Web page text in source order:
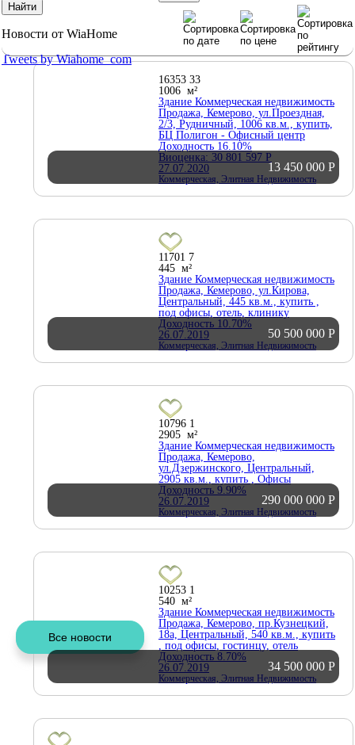
Новости от WiaHome
Tweets by Wiahome_com
13 450 000 Р
16353 33
1006 м²
Здание Коммерческая недвижимость
Продажа, Кемерово, ул.Проездная,
2/3, Рудничный, 1006 кв.м., купить,
БЦ Полигон - Офисный центр
Доходность 16.10%
Виоценка: 30 801 597 Р
27.07.2020
Коммерческая, Элитная Недвижимость
50 500 000 Р
11701 7
445 м²
Здание Коммерческая недвижимость
Продажа, Кемерово, ул.Кирова,
Центральный, 445 кв.м., купить ,
под офисы, отель, клинику
Доходность 10.70%
26.07.2019
Коммерческая, Элитная Недвижимость
290 000 000 Р
10796 1
2905 м²
Здание Коммерческая недвижимость
Продажа, Кемерово,
ул.Дзержинского, Центральный,
2905 кв.м., купить , Офисы
Доходность 9.90%
26.07.2019
Коммерческая, Элитная Недвижимость
34 500 000 Р
10253 1
540 м²
Здание Коммерческая недвижимость
Продажа, Кемерово, пр.Кузнецкий,
18а, Центральный, 540 кв.м., купить
, под офисы, гостинцу, отель
Доходность 8.70%
26.07.2019
Коммерческая, Элитная Недвижимость